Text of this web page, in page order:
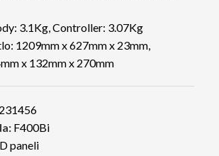
3.1Kg, Controller: 3.07Kg
1209mm x 627mm x 23mm,
x 132mm x 270mm
F400Bi
paneli